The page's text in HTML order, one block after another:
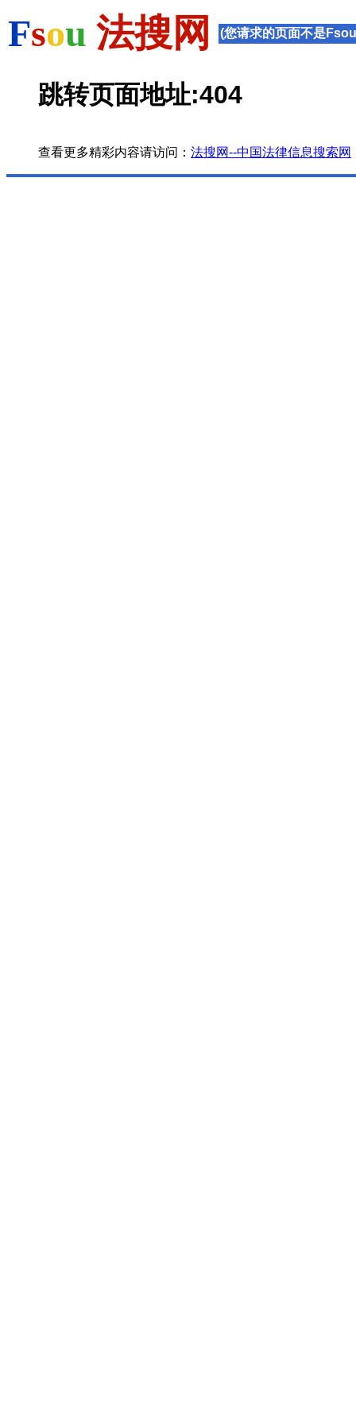
Fsou 法搜网 (您请求的页面不是
跳转页面地址:404
查看更多精彩内容请访问： 法搜网--中国法律信息搜索网